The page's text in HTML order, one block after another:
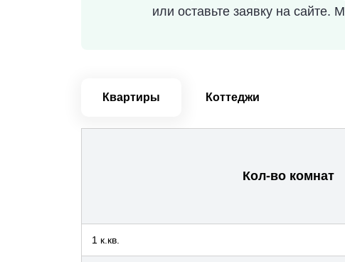
или оставьте заявку на
Квартиры Коттеджи
Кол-во комнат
1 к.кв.